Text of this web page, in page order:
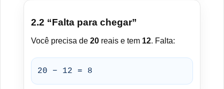
2.2 “Falta para chegar”
Você precisa de 20 reais e tem 12. Falta:
20 − 12 = 8